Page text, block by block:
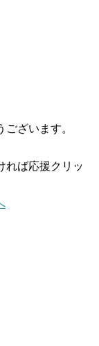
ざいます。
れば応援クリッ